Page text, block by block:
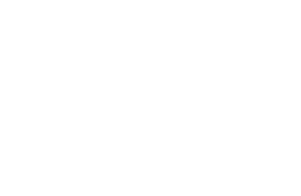
l'espace public